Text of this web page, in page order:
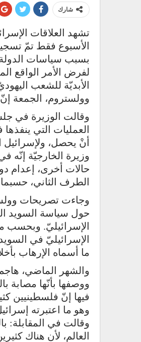
شارك
تشهد العلاقات
الأسبوع فقط تمّ
بسبب سياسات الدولة
لفرض الأمر الواقع
الأبديّة للشعب
وولستروم، الجمعة
وقالت الوزيرة في
العمليات التي
أنْ يحصل،
وزيرة الخارجيّة إنّه
حالات أخرى، إعدام
الطرف الثاني،
وجاءت تصريحات
حول سياسة السويد
الإسرائيليّ. وبحسب
الإسرائيليّ في
ما أسماه الإرهاب
والشهر الماضي، هاجم
ووصفها بأنّها مصابة
فيها إنّ فلسطينيين
وهو ما اعتبرته
وقالت في المقابلة:
العالم، لأن هناك